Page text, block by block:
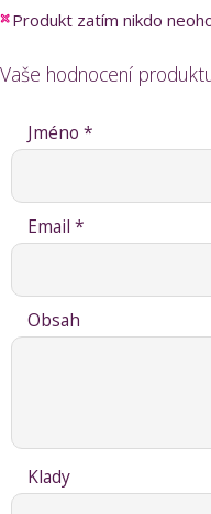
Produkt zatím nikdo
Vaše hodnocení
Jméno *
Email *
Obsah
Klady